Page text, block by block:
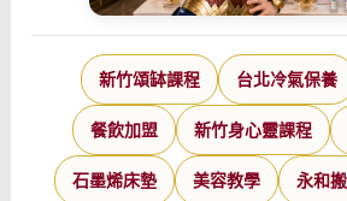
新竹頌缽課程 台北冷氣保養
餐飲加盟 新竹身心靈課程
石墨烯床墊 美容教學 永和